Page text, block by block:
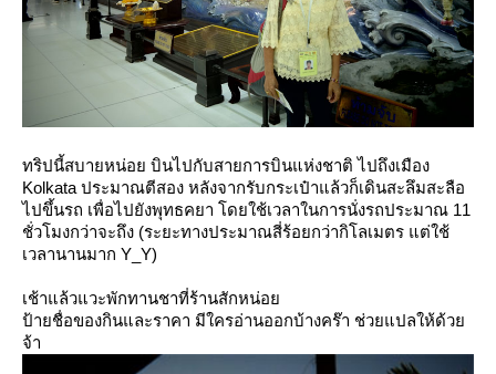
ทริปนี้สบายหน่อย บินไปกับสายการบินแห่งชาติ ไปถึงเมือง
Kolkata ประมาณตีสอง หลังจากรับกระเป๋าแล้วก็เดินสะลึมสะลือ
ไปขึ้นรถ เพื่อไปยังพุทธคยา โดยใช้เวลาในการนั่งรถประมาณ 11
ชั่วโมงกว่าจะถึง (ระยะทางประมาณสี่ร้อยกว่ากิโลเมตร แต่ใช้
เวลานานมาก Y_Y)
เช้าแล้วแวะพักทานชาที่ร้านสักหน่อ
ป้ายชื่อของกินและราคา มีใครอ่านออกบ้างคร๊า ช่วยแปลให้ด้ว
จ้า